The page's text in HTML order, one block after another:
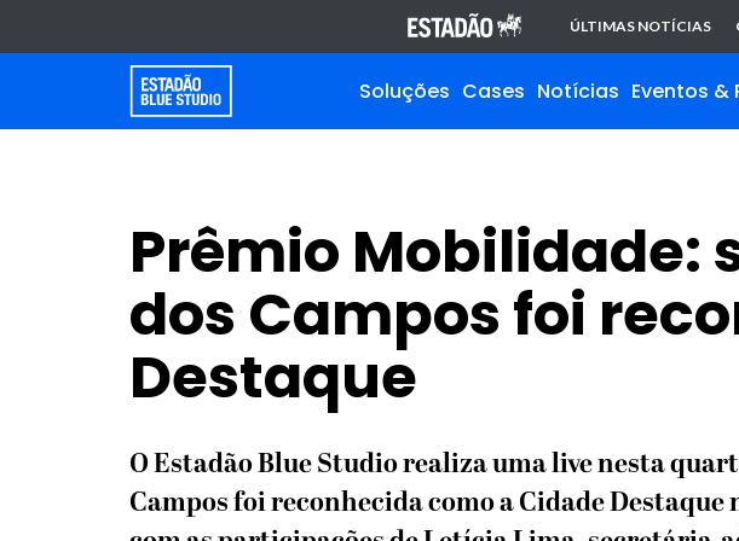
ÚLTIMAS NOTÍCIAS
Soluções Cases Notícias Eventos &
Prêmio Mobilidade:
dos Campos foi
Destaque
O Estadão Blue Studio realiza uma live nesta
Campos foi reconhecida como a Cidade